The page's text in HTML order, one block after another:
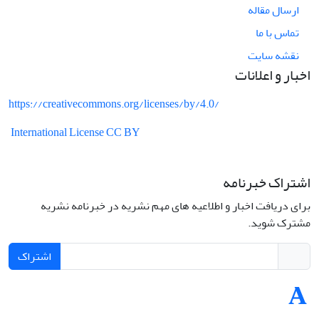
ارسال مقاله
تماس با ما
نقشه سایت
اخبار و اعلانات
https://creativecommons.org/licenses/by/4.0/
International License CC BY
اشتراک خبرنامه
برای دریافت اخبار و اطلاعیه های مهم نشریه در خبرنامه نشریه
مشترک شوید.
اشتراک